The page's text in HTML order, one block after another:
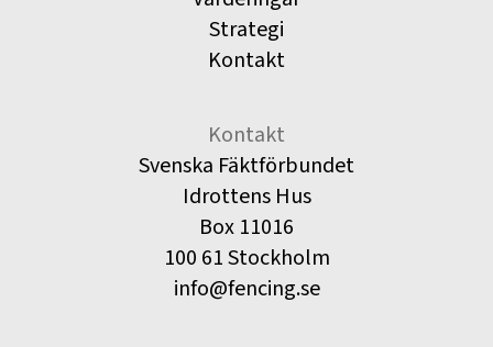
Strategi
Kontakt
Kontakt
Svenska Fäktförbundet
Idrottens Hus
Box 11016
100 61 Stockholm
info@fencing.se